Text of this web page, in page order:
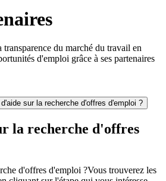
du marché du travail en
d'emploi grâce à ses partenaires
sur la recherche d'offres d'emploi ?
la recherche d'offres
d'offres d'emploi ?Vous trouverez les